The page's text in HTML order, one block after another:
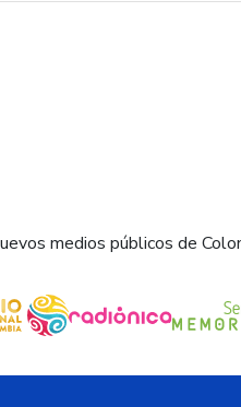
medios públicos de